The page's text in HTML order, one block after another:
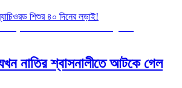
শিশুর ৪০ দিনের লড়াই!
নাতির শ্বাসনালীতে আটকে গেল